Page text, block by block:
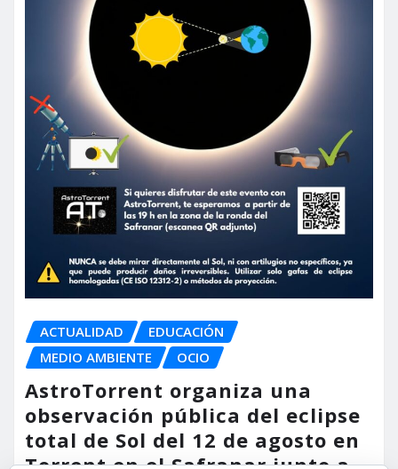
ACTUALIDAD
EDUCACIÓN
MEDIO AMBIENTE
OCIO
AstroTorrent organiza una
observación pública del eclipse
total de Sol del 12 de agosto en